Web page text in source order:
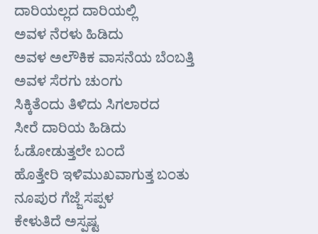
ದಾರಿಯಲ್ಲದ ದಾರಿಯಲ್ಲಿ
ಅವಳ ನೆರಳು ಹಿಡಿದು
ಅವಳ ಅಲೌಕಿಕ ವಾಸನೆಯ ಬೆಂಬತ್ತಿ
ಅವಳ ಸೆರಗು ಚುಂಗು
ಸಿಕ್ಕಿತೆಂದು ತಿಳಿದು ಸಿಗಲಾರದ
ಸೀರೆ ದಾರಿಯ ಹಿಡಿದು
ಓಡೋಡುತ್ತಲೇ ಬಂದೆ
ಹೊತ್ತೇರಿ ಇಳಿಮುಖವಾಗುತ್ತ ಬಂತು
ನೂಪುರ ಗೆಜ್ಜೆ ಸಪ್ಪಳ
ಕೇಳುತಿದೆ ಅಸ್ಪಷ್ಟ